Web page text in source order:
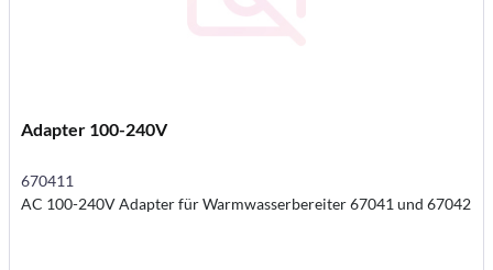
Adapter 100-240V
670411
AC 100-240V Adapter für Warmwasserbereiter 67041 und 67042